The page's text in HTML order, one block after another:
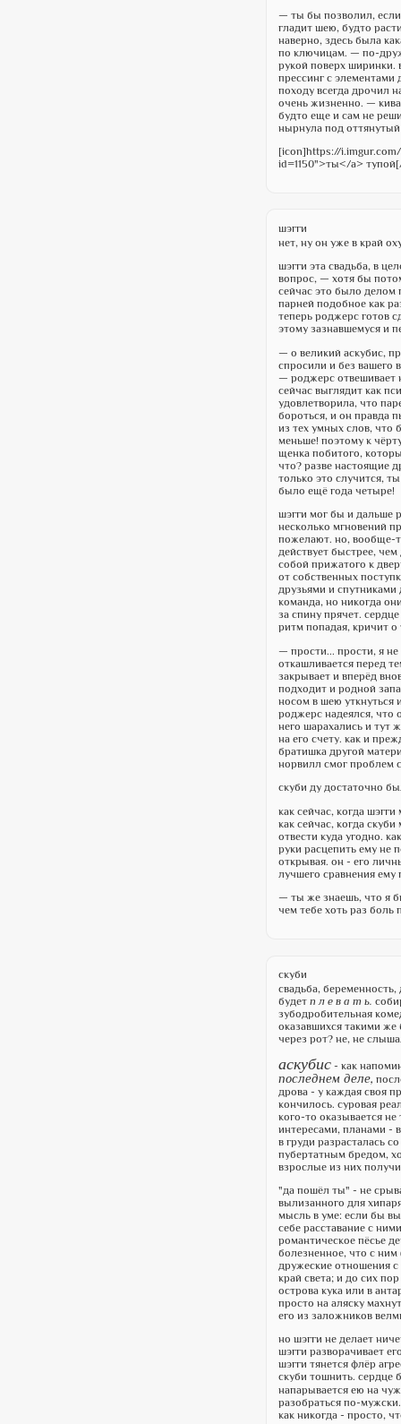
— ты бы позволил, если
гладит шею, будто
наверно, здесь была
по ключицам. — по-
рукой поверх ширинки.
прессинг с элементами
походу всегда дрочил
очень жизненно. —
будто еще и сам не
нырнула под оттянутый
[icon]https://
id=1150">ты</a>
шэгги
нет, ну он уже в край
шэгги эта свадьба, в
вопрос, — хотя бы
сейчас это было делом
парней подобное как
теперь роджерс готов
этому зазнавшемуся и
— о великий аскубис,
спросили и без вашего
— роджерс отвешивает
сейчас выглядит как
удовлетворила, что
бороться, и он правда
из тех умных слов, что
меньше! поэтому к
щенка побитого,
что? разве настоящие
только это случится,
было ещё года четыре!
шэгги мог бы и дальше
несколько мгновений
пожелают. но, вообще-
действует быстрее, чем
собой прижатого к
от собственных
друзьями и спутниками
команда, но никогда
за спину прячет.
ритм попадая, кричит о
— прости... прости, я
откашливается перед
закрывает и вперёд
подходит и родной
носом в шею уткнуться
роджерс надеялся, что
него шарахались и тут
на его счету. как и
братишка другой
норвилл смог проблем
скуби ду достаточно
как сейчас, когда
как сейчас, когда
отвести куда угодно.
руки расцепить ему не
открывая. он - его
лучшего сравнения ему
— ты же знаешь, что я
чем тебе хоть раз боль
скуби
свадьба,
будет п л е в а т ь.
зубодробительная
оказавшихся такими
через рот? не, не
аскубис- как
последнем деле,
дрова - у каждая своя
кончилось. суровая
кого-то оказывается
интересами, планами -
в груди разрасталась
пубертатным бредом,
взрослые из них
"да пошёл ты" - не
вылизанного для
мысль в уме: если бы
себе расставание с
романтическое пёсье
болезненное, что с ним
дружеские отношения с
край света; и до сих
острова кука или в
просто на аляску
его из заложников
но шэгги не делает
шэгги разворачивает
шэгги тянется флёр
скуби тошнить. сердце
напарывается ею на
разобраться по-
как никогда - просто,